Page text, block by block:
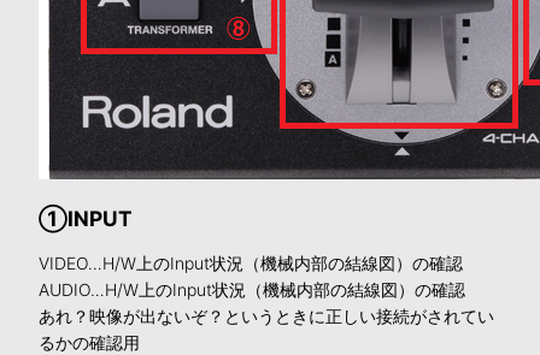
①INPUT
VIDEO…H/W上のInput状況（機械内部の結線図）の確認
AUDIO…H/W上のInput状況（機械内部の結線図）の確認
あれ？映像が出ないぞ？というときに正しい接続がされてい
るかの確認用